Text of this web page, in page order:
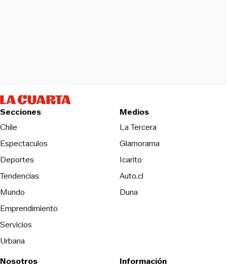
Secciones
Chile
Espectaculos
Deportes
Tendencias
Mundo
Emprendimiento
Servicios
Urbana
Medios
La Tercera
Glamorama
Icarito
Auto.cl
Duna
Nosotros
Información